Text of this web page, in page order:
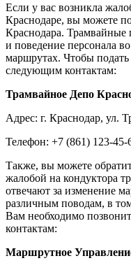
Если у вас возникла
Краснодаре, вы можете
Краснодара. Трамвайные
и поведение персонала
маршрутах. Чтобы
следующим контактам:
Трамвайное Депо
Адрес: г. Краснодар, ул.
Телефон: +7 (861) 123-45-
Также, вы можете
жалобой на кондуктора
отвечают за изменение
различным поводам, в
Вам необходимо
контактам:
Маршрутное